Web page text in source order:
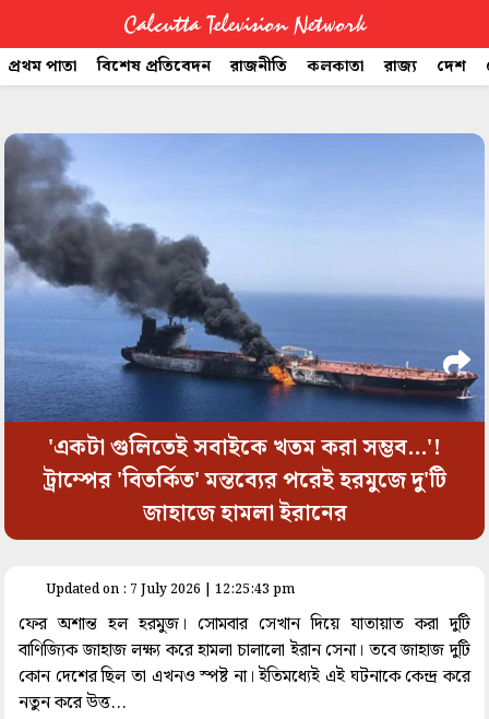
Calcutta Television Network
প্রথম পাতা বিশেষ প্রতিবেদন রাজনীতি কলকাতা রাজ্য দেশ
'একটা গুলিতেই সবাইকে খতম করা সম্ভব...'!
ট্রাম্পের 'বিতর্কিত' মন্তব্যের পরেই হরমুজে দু'টি
জাহাজে হামলা ইরানের
Updated on : 7 July 2026 | 12:25:43 pm
ফের অশান্ত হল হরমুজ। সোমবার সেখান দিয়ে যাতায়াত করা দুটি
বাণিজ্যিক জাহাজ লক্ষ্য করে হামলা চালালো ইরান সেনা। তবে জাহাজ দুটি
কোন দেশের ছিল তা এখনও স্পষ্ট না। ইতিমধ্যেই এই ঘটনাকে কেন্দ্র করে
নতুন করে উত্ত...
CTVN
Quick
Links
Legal